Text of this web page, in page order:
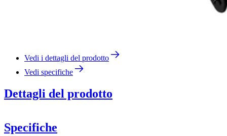
Vedi i dettagli del prodotto
Vedi specifiche
Dettagli del prodotto
Specifiche